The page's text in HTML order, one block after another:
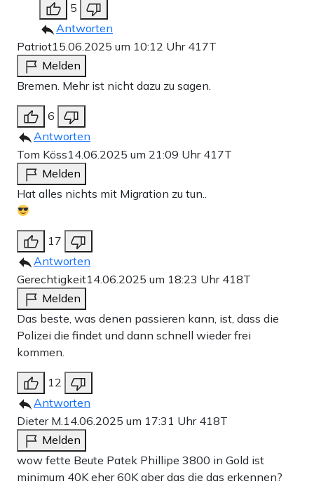
5
Antworten
Patriot15.06.2025 um 10:12 Uhr 417T
Melden
Bremen. Mehr ist nicht dazu zu sagen.
6
Antworten
Tom Köss14.06.2025 um 21:09 Uhr 417T
Melden
Hat alles nichts mit Migration zu tun..
17
Antworten
Gerechtigkeit14.06.2025 um 18:23 Uhr 418T
Melden
Das beste, was denen passieren kann, ist, dass die
Polizei die findet und dann schnell wieder frei
kommen.
12
Antworten
Dieter M.14.06.2025 um 17:31 Uhr 418T
Melden
wow fette Beute Patek Phillipe 3800 in Gold ist
minimum 40K eher 60K aber das die das erkennen?